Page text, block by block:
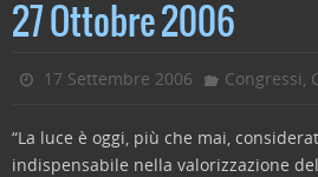
27 Ottobre 2006
17 Settembre 2006 Congressi,
“La luce è oggi, più che mai,
indispensabile nella valorizzazione